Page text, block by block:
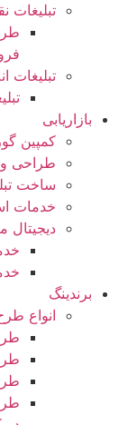
تبلیغات
بازاریابی
کمپین
طراحی
ساخت
خدمات
دیجیتال
برندینگ
انواع